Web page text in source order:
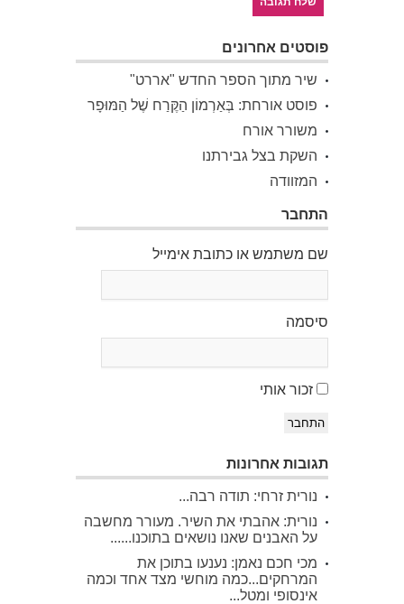
פוסטים אחרונים
שיר מתוך הספר החדש "אררט"
פוסט אורחת: בְּאַרְמוֹן הַקֶּרַח שֶׁל הַמּוּפָר
משורר אורח
השקת בצל גבירתנו
המזוודה
התחבר
שם משתמש או כתובת אימייל
סיסמה
זכור אותי
התחבר
תגובות אחרונות
נורית זרחי: תודה רבה...
נורית: אהבתי את השיר. מעורר מחשבה
על האבנים שאנו נושאים בתוכנו......
מכי חכם נאמן: נענעו בתוכן את
המרחקים...כמה מוחשי מצד אחד וכמה
אינסופי ומטל...